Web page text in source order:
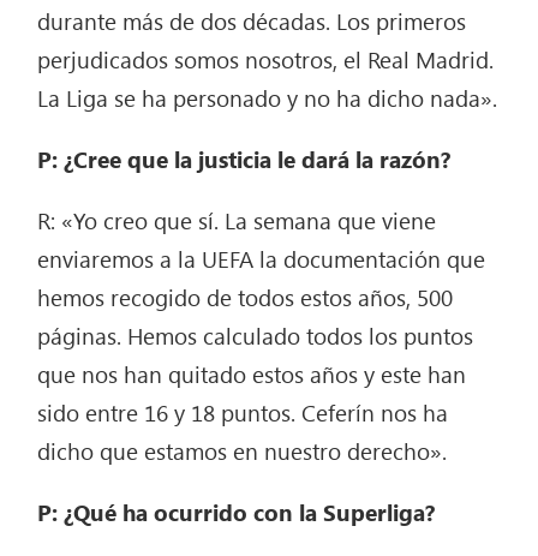
durante más de dos décadas. Los primeros
perjudicados somos nosotros, el Real Madrid.
La Liga se ha personado y no ha dicho nada».
P: ¿Cree que la justicia le dará la razón?
R: «Yo creo que sí. La semana que viene
enviaremos a la UEFA la documentación que
hemos recogido de todos estos años, 500
páginas. Hemos calculado todos los puntos
que nos han quitado estos años y este han
sido entre 16 y 18 puntos. Ceferín nos ha
dicho que estamos en nuestro derecho».
P: ¿Qué ha ocurrido con la Superliga?